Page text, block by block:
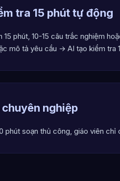
tra 15 phút tự động
15 phút, 10-15 câu trắc nghiệm
mô tả yêu cầu → AI tạo kiểm tra
chuyên nghiệp
phút soạn thủ công, giáo viên chỉ